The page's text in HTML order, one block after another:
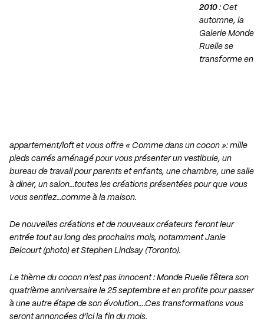
2010 : Cet
automne, la
Galerie Monde
Ruelle se
transforme en
appartement/loft et vous offre « Comme dans un cocon »: mille
pieds carrés aménagé pour vous présenter un vestibule, un
bureau de travail pour parents et enfants, une chambre, une salle
à diner, un salon…toutes les créations présentées pour que vous
vous sentiez…comme à la maison.
De nouvelles créations et de nouveaux créateurs feront leur
entrée tout au long des prochains mois, notamment Janie
Belcourt (photo) et Stephen Lindsay (Toronto).
Le thème du cocon n’est pas innocent : Monde Ruelle fêtera son
quatrième anniversaire le 25 septembre et en profite pour passer
à une autre étape de son évolution….Ces transformations vous
seront annoncées d’ici la fin du mois.